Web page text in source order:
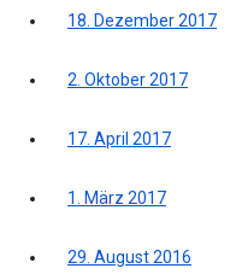
18. Dezember 2017
2. Oktober 2017
17. April 2017
1. März 2017
29. August 2016